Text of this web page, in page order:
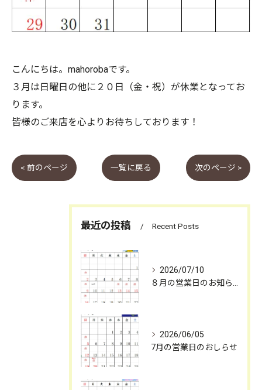
こんにちは。mahorobaです。
３月は日曜日の他に２０日（金・祝）が休業となってお
ります。
皆様のご来店を心よりお待ちしております！
< 前のページ 一覧に戻る 次のページ >
最近の投稿 Recent Posts
2026/07/10
2026/06/05
7月の営業日のおしらせ